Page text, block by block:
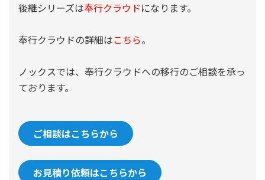
後継シリーズは奉行クラウドになります。
奉行クラウドの詳細はこちら。
ノックスでは、奉行クラウドへの移行のご相談を承っ
ております。
ご相談はこちらから
お見積り依頼はこちらから